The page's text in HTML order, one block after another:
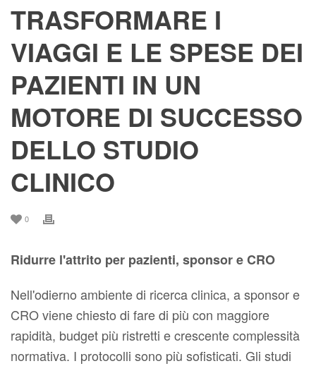
TRASFORMARE I
VIAGGI E LE SPESE DEI
PAZIENTI IN UN
MOTORE DI SUCCESSO
DELLO STUDIO
CLINICO
0
Ridurre l'attrito per pazienti, sponsor e CRO
Nell'odierno ambiente di ricerca clinica, a sponsor e
CRO viene chiesto di fare di più con maggiore
rapidità, budget più ristretti e crescente complessità
normativa. I protocolli sono più sofisticati. Gli studi